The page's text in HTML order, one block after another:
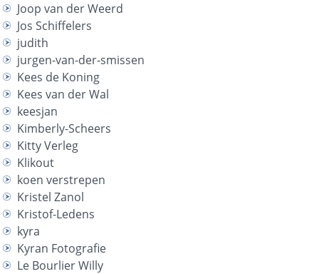
Joop van der Weerd
Jos Schiffelers
judith
jurgen-van-der-smissen
Kees de Koning
Kees van der Wal
keesjan
Kimberly-Scheers
Kitty Verleg
Klikout
koen verstrepen
Kristel Zanol
Kristof-Ledens
kyra
Kyran Fotografie
Le Bourlier Willy